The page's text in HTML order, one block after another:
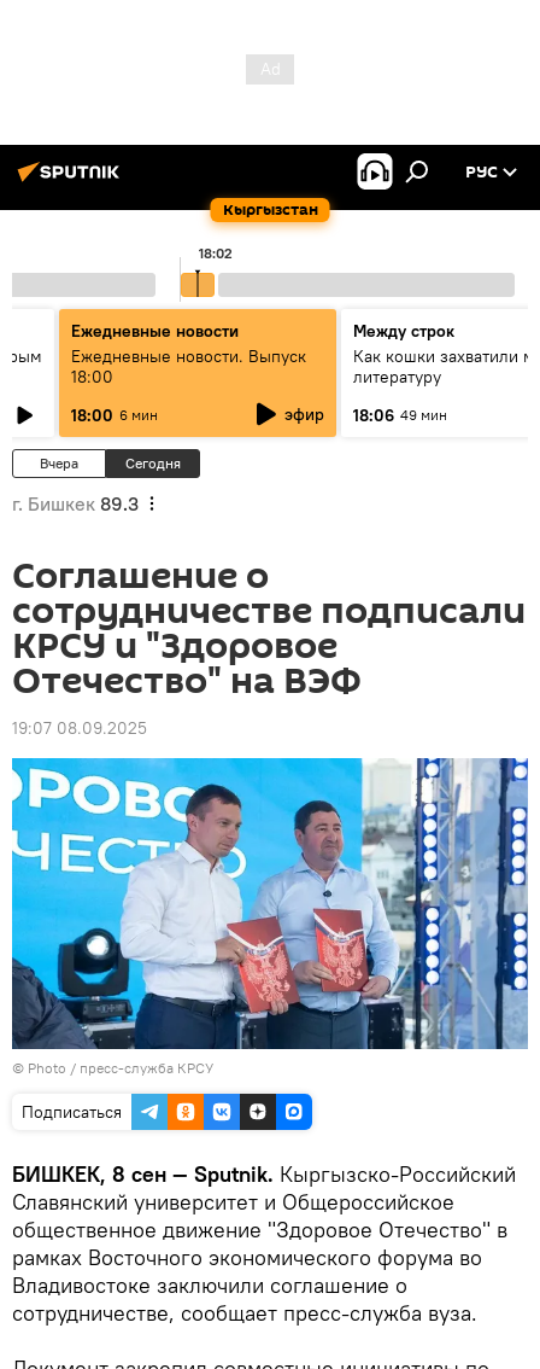
Кыргызстан
РУС
18:02
Ежедневные новости
Ежедневные новости. Выпуск
18:00
18:00 6 мин эфир
Между строк
Как кошки захватили
литературу
18:06 49 мин
Вчера Сегодня
г. Бишкек 89.3
Соглашение о
сотрудничестве подписали
КРСУ и "Здоровое
Отечество" на ВЭФ
19:07 08.09.2025
© Photo / пресс-служба КРСУ
Подписаться
БИШКЕК, 8 сен — Sputnik. Кыргызско-Российский
Славянский университет и Общероссийское
общественное движение "Здоровое Отечество" в
рамках Восточного экономического форума во
Владивостоке заключили соглашение о
сотрудничестве, сообщает пресс-служба вуза.